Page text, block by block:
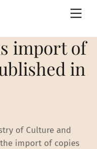
import of
in
of Culture and
import of copies